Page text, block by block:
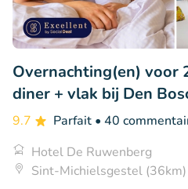
Overnachting(en) voor
diner + vlak bij Den
9.7 Parfait • 40
Hotel De Ruwenberg
Sint-Michielsgestel (36km)